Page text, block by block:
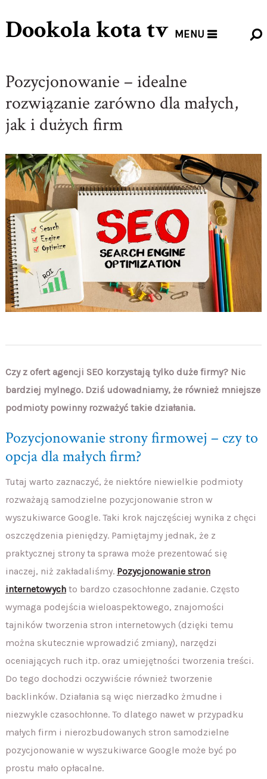
Dookola kota tv MENU
Pozycjonowanie – idealne
rozwiązanie zarówno dla małych,
jak i dużych firm
Czy z ofert agencji SEO korzystają tylko duże firmy? Nic
bardziej mylnego. Dziś udowadniamy, że również mniejsze
podmioty powinny rozważyć takie działania.
Pozycjonowanie strony firmowej – czy to
opcja dla małych firm?
Tutaj warto zaznaczyć, że niektóre niewielkie podmioty
rozważają samodzielne pozycjonowanie stron w
wyszukiwarce Google. Taki krok najczęściej wynika z chęci
oszczędzenia pieniędzy. Pamiętajmy jednak, że z
praktycznej strony ta sprawa może prezentować się
inaczej, niż zakładaliśmy. Pozycjonowanie stron
internetowychto bardzo czasochłonne zadanie. Często
wymaga podejścia wieloaspektowego, znajomości
tajników tworzenia stron internetowych (dzięki temu
można skutecznie wprowadzić zmiany), narzędzi
oceniających ruch itp. oraz umiejętności tworzenia treści.
Do tego dochodzi oczywiście również tworzenie
backlinków. Działania są więc nierzadko żmudne i
niezwykle czasochłonne. To dlatego nawet w przypadku
małych firm i nierozbudowanych stron samodzielne
pozycjonowanie w wyszukiwarce Google może być po
prostu mało opłacalne.